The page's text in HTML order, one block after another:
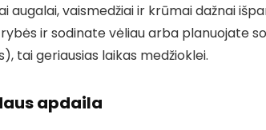
vaismedžiai ir krūmai dažnai
ir sodinate vėliau arba planuojate
tai geriausias laikas medžioklei.
apdaila